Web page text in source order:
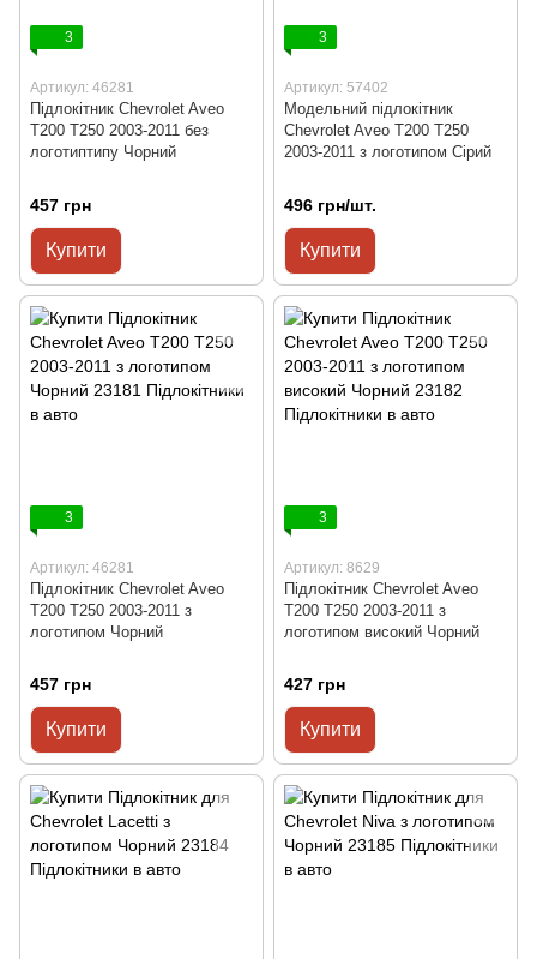
3
Артикул: 46281
Підлокітник Chevrolet Aveo
T200 T250 2003-2011 без
логотиптипу Чорний
457 грн
Купити
3
Артикул: 57402
Модельний підлокітник
Chevrolet Aveo T200 T250
2003-2011 з логотипом Сірий
496 грн/шт.
Купити
3
Артикул: 46281
Підлокітник Chevrolet Aveo
T200 T250 2003-2011 з
логотипом Чорний
457 грн
Купити
3
Артикул: 8629
Підлокітник Chevrolet Aveo
T200 T250 2003-2011 з
логотипом високий Чорний
427 грн
Купити